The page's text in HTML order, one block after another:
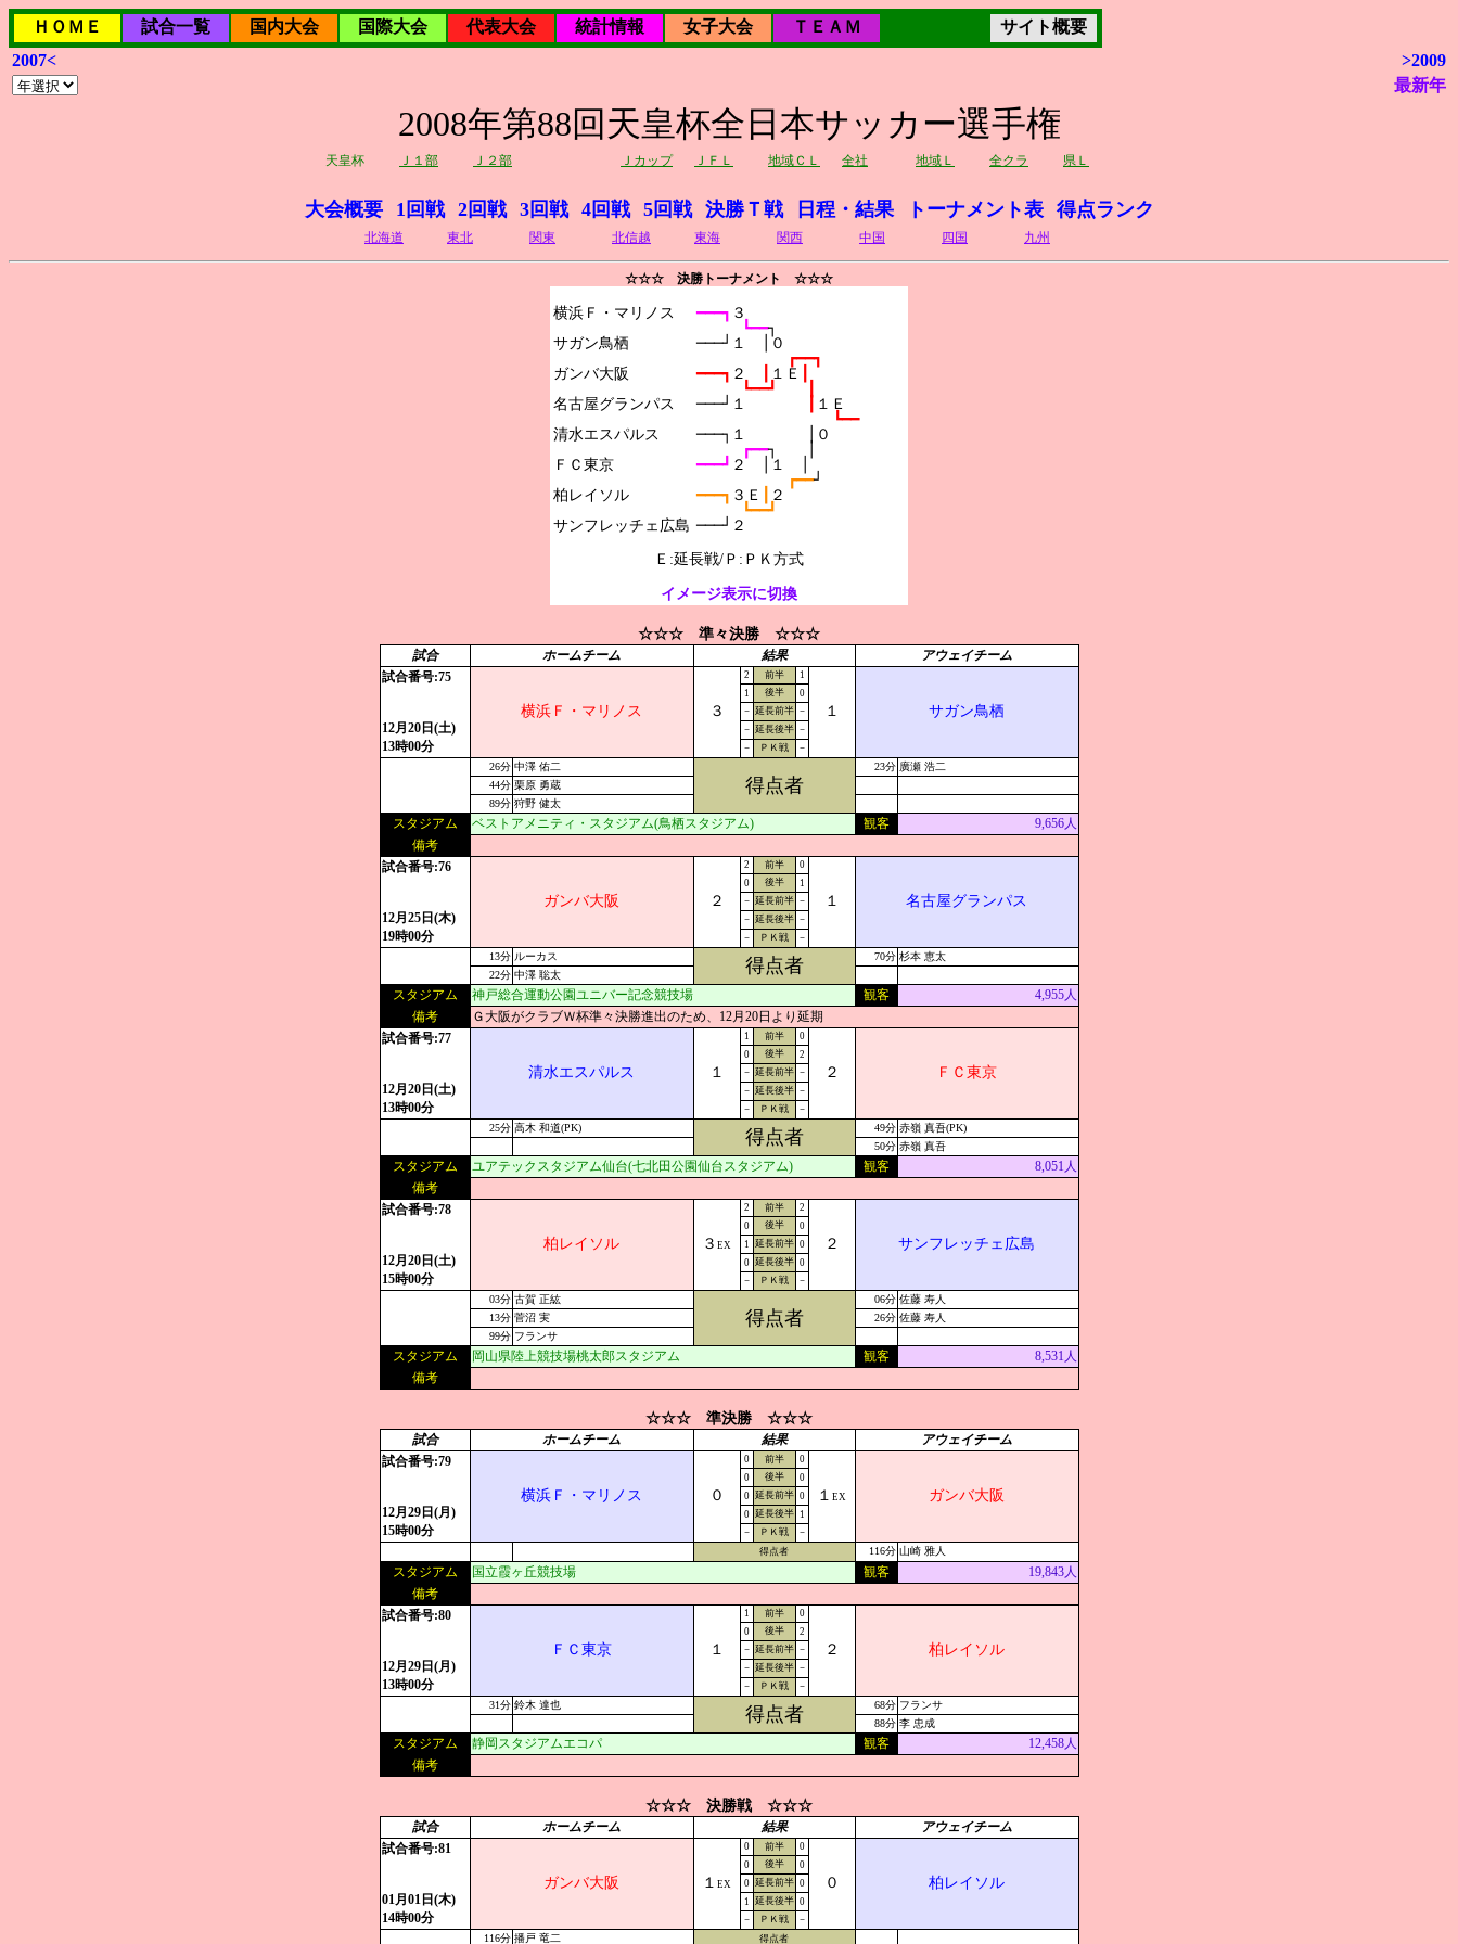
ＨＯＭＥ 試合一覧 国内大会 国際大会 代表大会 統計情報 女子大会 ＴＥＡＭ
サイト概要
2007<
>2009
最新年
2008年第88回天皇杯全日本サッカー選手権
天皇杯 Ｊ１部 Ｊ２部 Ｊカップ ＪＦＬ 地域ＣＬ 全社 地域Ｌ 全クラ 県Ｌ
大会概要 1回戦 2回戦 3回戦 4回戦 5回戦 決勝Ｔ戦 日程・結果 トーナメント表 得点ランク
北海道 東北 関東 北信越 東海 関西 中国 四国 九州
☆☆☆ 決勝トーナメント ☆☆☆
横浜Ｆ・マリノス
サガン鳥栖
ガンバ大阪
名古屋グランパス
清水エスパルス
ＦＣ東京
柏レイソル
━━━┓ ３
┗━━┐
───┘１　│０
┏━━┓
━━━┓ ２ １Ｅ
┗━━┛　　┃
───┘１
┃ １Ｅ
┗━━
───┐１　　　　│０
┏━━┐　　│
━━━┛ ２　│１　│
┏━━┘
━━━┓ ３Ｅ
２
┗━━┛
───┘２
Ｅ:延長戦/Ｐ:ＰＫ方式
イメージ表示に切換
☆☆☆ 準々決勝 ☆☆☆
試合 ホームチーム 結果
アウェイチーム
試合番号:75
12月20日(土)
13時00分
横浜Ｆ・マリノス ３
2 前半 1
１ サガン鳥栖
1 後半
0
－ 延長前半 －
－ 延長後半 －
－
ＰＫ戦 －
26分 中澤 佑二
得点者
23分 廣瀬 浩二
44分 栗原 勇蔵
89分 狩野 健太
スタジアム ベストアメニティ・スタジアム(鳥栖スタジアム) 観客
9,656人
備考
試合番号:76
12月25日(木)
19時00分
ガンバ大阪 ２
2 前半 0
１ 名古屋グランパス
0 後半
1
－ 延長前半 －
－ 延長後半 －
－
ＰＫ戦 －
13分 ルーカス 得点者 70分 杉本 恵太
22分 中澤 聡太
スタジアム 神戸総合運動公園ユニバー記念競技場 観客
4,955人
備考
Ｇ大阪がクラブＷ杯準々決勝進出のため、12月20日より延期
試合番号:77
12月20日(土)
13時00分
清水エスパルス １
1 前半 0
２ ＦＣ東京
0 後半
2
－ 延長前半 －
－ 延長後半 －
－
ＰＫ戦 －
25分 高木 和道(PK) 得点者 49分 赤嶺 真吾(PK)
50分 赤嶺 真吾
スタジアム ユアテックスタジアム仙台(七北田公園仙台スタジアム) 観客
8,051人
備考
試合番号:78
12月20日(土)
15時00分
柏レイソル ３ EX
2 前半 2
２ サンフレッチェ広島
0 後半
0
1 延長前半 0
0 延長後半 0
－
ＰＫ戦 －
03分 古賀 正紘
得点者
06分 佐藤 寿人
13分 菅沼 実 26分 佐藤 寿人
99分 フランサ
スタジアム 岡山県陸上競技場桃太郎スタジアム 観客
8,531人
備考
☆☆☆ 準決勝 ☆☆☆
試合 ホームチーム 結果
アウェイチーム
試合番号:79
12月29日(月)
15時00分
横浜Ｆ・マリノス ０
0 前半 0
１ EX ガンバ大阪
0 後半
0
0 延長前半 0
0 延長後半
1
－
ＰＫ戦
－
得点者
116分 山崎 雅人
スタジアム 国立霞ヶ丘競技場 観客
19,843人
備考
試合番号:80
12月29日(月)
13時00分
ＦＣ東京 １
1 前半 0
２ 柏レイソル
0 後半
2
－ 延長前半 －
－ 延長後半 －
－
ＰＫ戦 －
31分 鈴木 達也 得点者 68分 フランサ
88分 李 忠成
スタジアム 静岡スタジアムエコパ 観客
12,458人
備考
☆☆☆ 決勝戦 ☆☆☆
試合 ホームチーム 結果
アウェイチーム
試合番号:81
01月01日(木)
14時00分
ガンバ大阪 １ EX
0 前半 0
０ 柏レイソル
0 後半
0
0 延長前半 0
1 延長後半 0
－
ＰＫ戦 －
116分 播戸 竜二 得点者